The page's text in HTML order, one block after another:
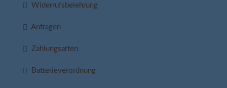
Widerrufsbelehrung
Anfragen
Zahlungsarten
Batterieverordnung